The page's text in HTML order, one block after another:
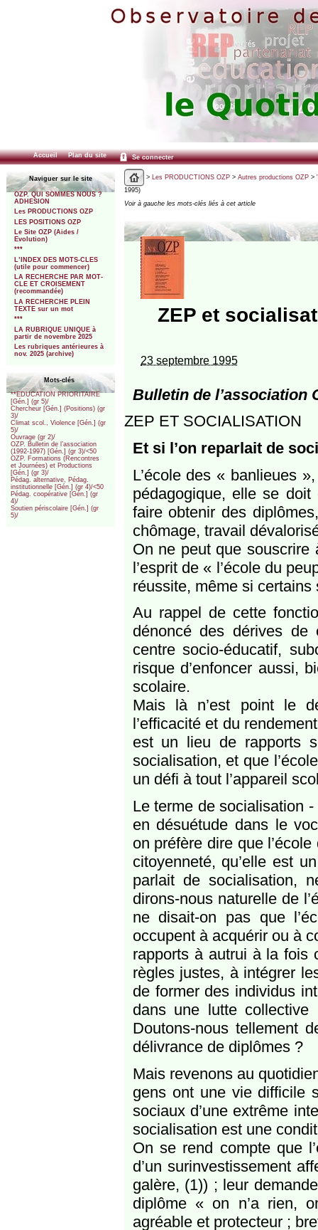
Accueil Plan du site Se connecter
Naviguer sur le site
OZP. QUI SOMMES NOUS ?
ADHESION
Les PRODUCTIONS OZP
LES POSITIONS OZP
Le Site OZP (Aides /
Evolution)
***
L’INDEX DES MOTS-CLES
(utile pour commencer)
LA RECHERCHE PAR MOT-
CLE ET CROISEMENT
(recommandée)
LA RECHERCHE PLEIN
TEXTE sur un mot
***
LA RUBRIQUE UNIQUE à
partir de novembre 2025
Les rubriques antérieures à
nov. 2025 (archive)
Mots-clés
**EDUCATION PRIORITAIRE
[Gén.] (gr 5)/
Chercheur [Gén.] (Positions) (gr
3)/
Climat scol., Violence [Gén.] (gr
5)/
Ouvrage (gr 2)/
OZP. Bulletin de l’association
(1992-1997) [Gén.] (gr 3)/<50
OZP. Formations (Rencontres
et Journées) et Productions
[Gén.] (gr 3)/
Pédag. alternative, Pédag.
institutionnelle [Gén.] (gr 4)/<50
Pédag. coopérative [Gén.] (gr
4)/
Soutien périscolaire [Gén.] (gr
5)/
> Les PRODUCTIONS OZP> Autres productions OZP>
1995)
Voir à gauche les mots-clés liés à cet article
ZEP et
23 septembre 1995
Bulletin de l’association
ZEP ET SOCIALISATION
Et si l’on reparlait de
L’école des « banlieues
pédagogique, elle se
faire obtenir des
chômage, travail
On ne peut que
l’esprit de « l’école du
réussite, même si
Au rappel de cette
dénoncé des dérives de
centre socio-éducatif,
risque d’enfoncer aussi,
scolaire.
Mais là n’est point le
l’efficacité et du
est un lieu de rapports
socialisation, et que
un défi à tout l’appareil
Le terme de socialisation
en désuétude dans le
on préfère dire que
citoyenneté, qu’elle est
parlait de socialisation,
dirons-nous naturelle de
ne disait-on pas que
occupent à acquérir ou à
rapports à autrui à la fois
règles justes, à intégrer
de former des individus
dans une lutte
Doutons-nous tellement
délivrance de diplômes ?
Mais revenons au
gens ont une vie difficile
sociaux d’une extrême
socialisation est une
On se rend compte que
d’un surinvestissement
galère, (1)) ; leur
diplôme « on n’a rien,
agréable et protecteur ;